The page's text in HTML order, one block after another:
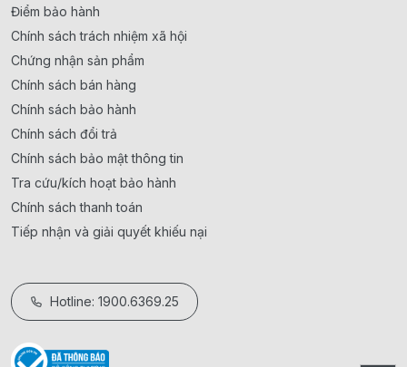
Điểm bảo hành
Chính sách trách nhiệm xã hội
Chứng nhận sản phẩm
Chính sách bán hàng
Chính sách bảo hành
Chính sách đổi trả
Chính sách bảo mật thông tin
Tra cứu/kích hoạt bảo hành
Chính sách thanh toán
Tiếp nhận và giải quyết khiếu nại
Hotline: 1900.6369.25